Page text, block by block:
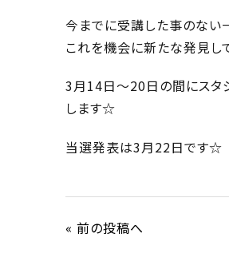
今までに受講した事のない
これを機会に新たな発見し
3月14日〜20日の間にスタ
します☆
当選発表は3月22日です☆
« 前の投稿へ